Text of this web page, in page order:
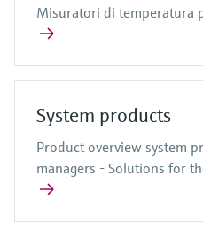
Misuratori di temperatura
System products
Product overview system
managers - Solutions for